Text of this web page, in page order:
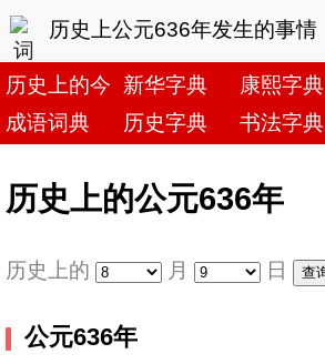
历史上公元636年发生的事情
历史上的今天新华字典 康熙字典
成语词典
历史字典 书法字典
历史上的公元636年
历史上的 月 日
公元636年